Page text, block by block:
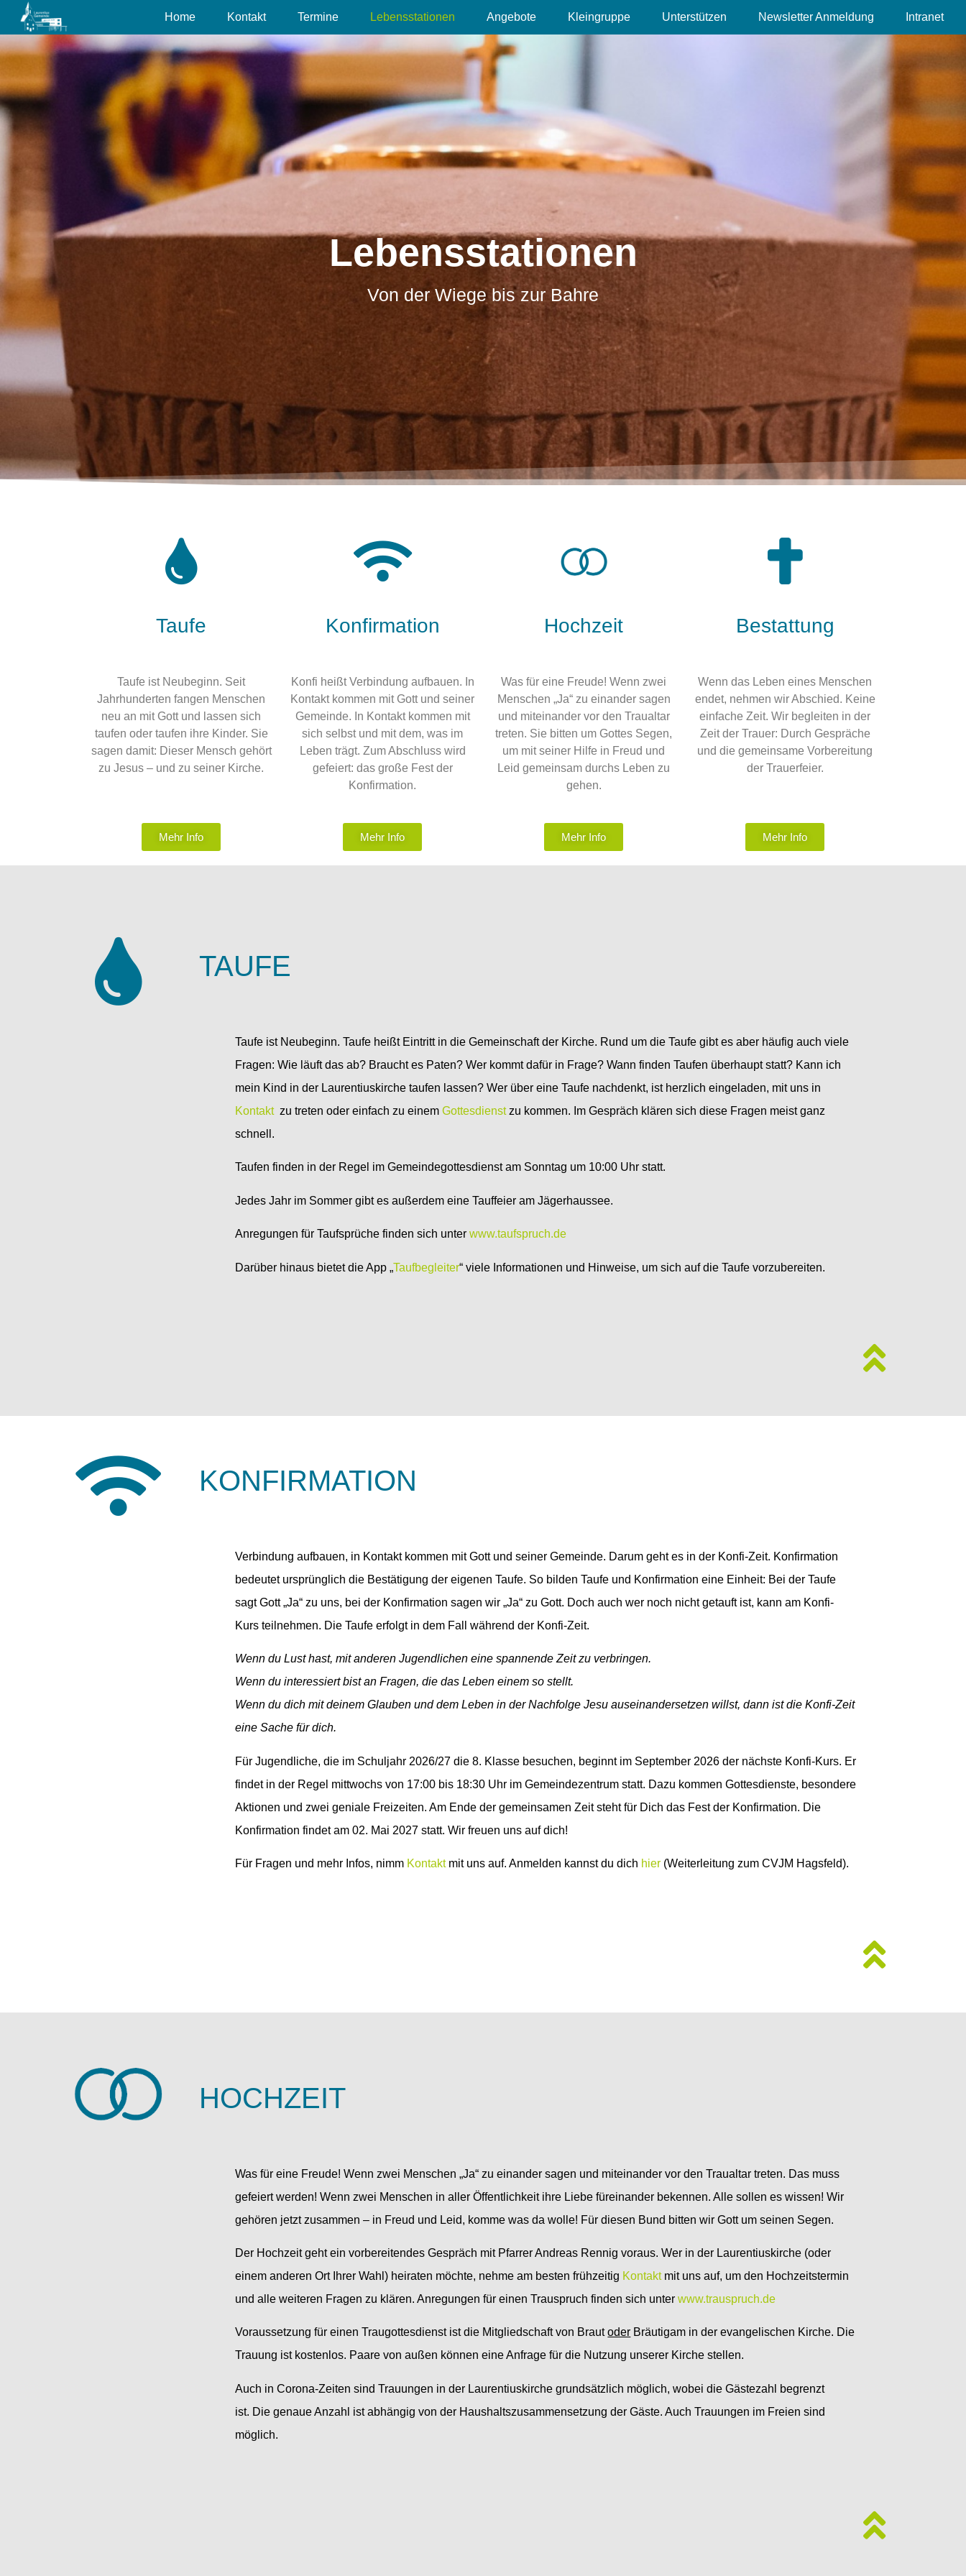
Home Kontakt Termine Lebensstationen Angebote Kleingruppe Unterstützen Newsletter Anmeldung Intranet
Lebensstationen
Von der Wiege bis zur Bahre
Taufe
Taufe ist Neubeginn. Seit
Jahrhunderten fangen Menschen
neu an mit Gott und lassen sich
taufen oder taufen ihre Kinder. Sie
sagen damit: Dieser Mensch gehört
zu Jesus – und zu seiner Kirche.
Konfirmation​
Konfi heißt Verbindung aufbauen. In
Kontakt kommen mit Gott und seiner
Gemeinde. In Kontakt kommen mit
sich selbst und mit dem, was im
Leben trägt. Zum Abschluss wird
gefeiert: das große Fest der
Konfirmation.
Hochzeit
Was für eine Freude! Wenn zwei
Menschen „Ja“ zu einander sagen
und miteinander vor den Traualtar
treten. Sie bitten um Gottes Segen,
um mit seiner Hilfe in Freud und
Leid gemeinsam durchs Leben zu
gehen.
Bestattung
Wenn das Leben eines Menschen
endet, nehmen wir Abschied. Keine
einfache Zeit. Wir begleiten in der
Zeit der Trauer: Durch Gespräche
und die gemeinsame Vorbereitung
der Trauerfeier.
Mehr Info Mehr Info Mehr Info Mehr Info
TAUFE
Taufe ist Neubeginn. Taufe heißt Eintritt in die Gemeinschaft der Kirche. Rund um die Taufe gibt es aber häufig auch viele
Fragen: Wie läuft das ab? Braucht es Paten? Wer kommt dafür in Frage? Wann finden Taufen überhaupt statt? Kann ich
mein Kind in der Laurentiuskirche taufen lassen? Wer über eine Taufe nachdenkt, ist herzlich eingeladen, mit uns in
Kontaktzu treten oder einfach zu einemGottesdienstzu kommen. Im Gespräch klären sich diese Fragen meist ganz
schnell.
Taufen finden in der Regel im Gemeindegottesdienst am Sonntag um 10:00 Uhr statt.
Jedes Jahr im Sommer gibt es außerdem eine Tauffeier am Jägerhaussee.
Anregungen für Taufsprüche finden sich unterwww.taufspruch.de
Darüber hinaus bietet die App „Taufbegleiter“ viele Informationen und Hinweise, um sich auf die Taufe vorzubereiten.
KONFIRMATION
Verbindung aufbauen, in Kontakt kommen mit Gott und seiner Gemeinde. Darum geht es in der Konfi-Zeit. Konfirmation
bedeutet ursprünglich die Bestätigung der eigenen Taufe. So bilden Taufe und Konfirmation eine Einheit: Bei der Taufe
sagt Gott „Ja“ zu uns, bei der Konfirmation sagen wir „Ja“ zu Gott. Doch auch wer noch nicht getauft ist, kann am Konfi-
Kurs teilnehmen. Die Taufe erfolgt in dem Fall während der Konfi-Zeit.
Wenn du Lust hast, mit anderen Jugendlichen eine spannende Zeit zu verbringen.
Wenn du interessiert bist an Fragen, die das Leben einem so stellt.
Wenn du dich mit deinem Glauben und dem Leben in der Nachfolge Jesu auseinandersetzen willst, dann ist die Konfi-Zeit
eine Sache für dich.
Für Jugendliche, die im Schuljahr 2026/27 die 8. Klasse besuchen, beginnt im September 2026 der nächste Konfi-Kurs. Er
findet in der Regel mittwochs von 17:00 bis 18:30 Uhr im Gemeindezentrum statt. Dazu kommen Gottesdienste, besondere
Aktionen und zwei geniale Freizeiten. Am Ende der gemeinsamen Zeit steht für Dich das Fest der Konfirmation. Die
Konfirmation findet am 02. Mai 2027 statt. Wir freuen uns auf dich!
Für Fragen und mehr Infos, nimm Kontaktmit uns auf. Anmelden kannst du dich hier (Weiterleitung zum CVJM Hagsfeld).
HOCHZEIT
Was für eine Freude! Wenn zwei Menschen „Ja“ zu einander sagen und miteinander vor den Traualtar treten. Das muss
gefeiert werden! Wenn zwei Menschen in aller Öffentlichkeit ihre Liebe füreinander bekennen. Alle sollen es wissen! Wir
gehören jetzt zusammen – in Freud und Leid, komme was da wolle! Für diesen Bund bitten wir Gott um seinen Segen.
Der Hochzeit geht ein vorbereitendes Gespräch mit Pfarrer Andreas Rennig voraus. Wer in der Laurentiuskirche (oder
einem anderen Ort Ihrer Wahl) heiraten möchte, nehme am besten frühzeitig Kontaktmit uns auf, um den Hochzeitstermin
und alle weiteren Fragen zu klären. Anregungen für einen Trauspruch finden sich unterwww.trauspruch.de
Voraussetzung für einen Traugottesdienst ist die Mitgliedschaft von Brautoder Bräutigam in der evangelischen Kirche. Die
Trauung ist kostenlos. Paare von außen können eine Anfrage für die Nutzung unserer Kirche stellen.
Auch in Corona-Zeiten sind Trauungen in der Laurentiuskirche grundsätzlich möglich, wobei die Gästezahl begrenzt
ist. Die genaue Anzahl ist abhängig von der Haushaltszusammensetzung der Gäste. Auch Trauungen im Freien sind
möglich.